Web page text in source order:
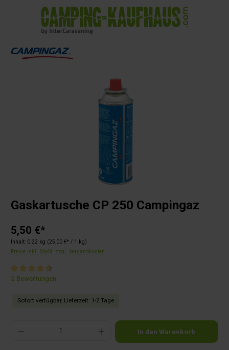
springen
Gaskartusche CP 250 Campingaz
5,50 €*
Inhalt: 0.22 kg (25,00 €* / 1 kg)
Preise inkl. MwSt. zzgl. Versandkosten
Durchschnittliche Bewertung von 4.5 von 5 Sternen
2 Bewertungen
Sofort verfügbar, Lieferzeit: 1-2 Tage
Produkt Anzahl: Gib den gewünschten Wert ein oder benutze die Schaltflächen um die
In den Warenkorb